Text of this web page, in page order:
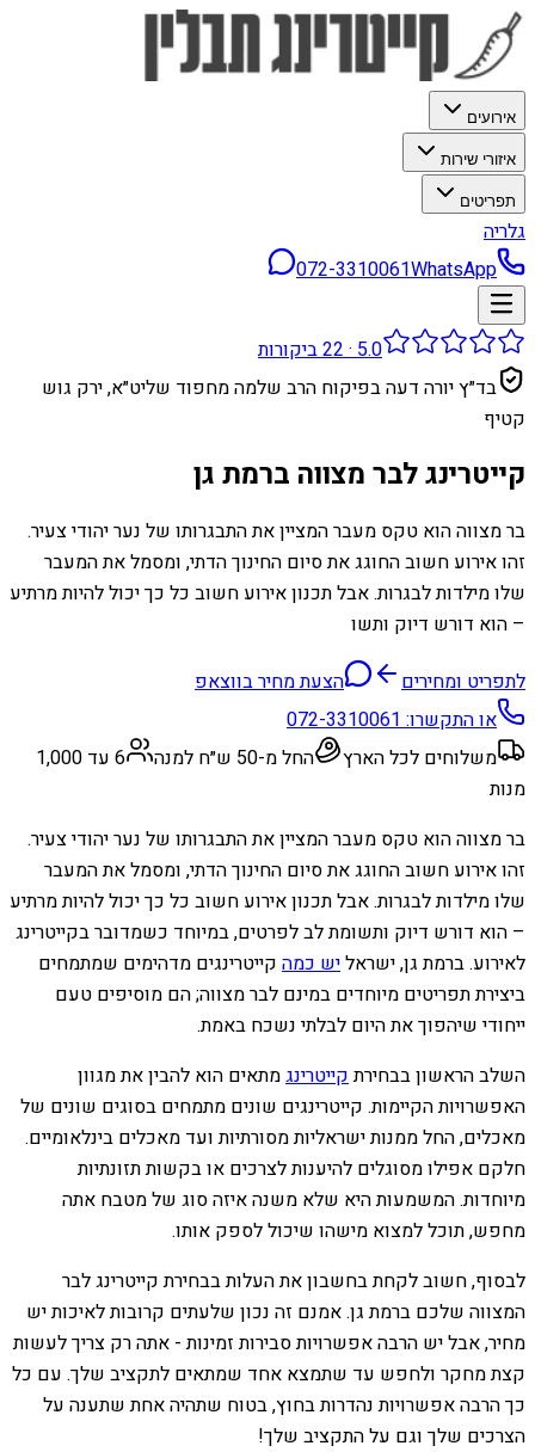
אירועים
איזורי שירות
תפריטים
גלריה
072-3310061WhatsApp
5.0
·
22ביקורות
בד״ץ יורה דעה בפיקוח הרב שלמה מחפוד שליט״א, ירק גוש
קטיף
קייטרינג לבר מצווה ברמת גן
בר מצווה הוא טקס מעבר המציין את התבגרותו של נער יהודי צעיר.
זהו אירוע חשוב החוגג את סיום החינוך הדתי, ומסמל את המעבר
שלו מילדות לבגרות. אבל תכנון אירוע חשוב כל כך יכול להיות מרתיע
– הוא דורש דיוק ותשו
לתפריט ומחירים
הצעת מחיר בווצאפ
או התקשרו:072-3310061
משלוחים לכל הארץ
החל מ-50 ש״ח למנה
6 עד 1,000
מנות
בר מצווה הוא טקס מעבר המציין את התבגרותו של נער יהודי צעיר.
זהו אירוע חשוב החוגג את סיום החינוך הדתי, ומסמל את המעבר
שלו מילדות לבגרות. אבל תכנון אירוע חשוב כל כך יכול להיות מרתיע
– הוא דורש דיוק ותשומת לב לפרטים, במיוחד כשמדובר בקייטרינג
לאירוע. ברמת גן, ישראליש כמה קייטרינגים מדהימים שמתמחים
ביצירת תפריטים מיוחדים במינם לבר מצווה; הם מוסיפים טעם
ייחודי שיהפוך את היום לבלתי נשכח באמת.
השלב הראשון בבחירתקייטרינגמתאים הוא להבין את מגוון
האפשרויות הקיימות. קייטרינגים שונים מתמחים בסוגים שונים של
מאכלים, החל ממנות ישראליות מסורתיות ועד מאכלים בינלאומיים.
חלקם אפילו מסוגלים להיענות לצרכים או בקשות תזונתיות
מיוחדות. המשמעות היא שלא משנה איזה סוג של מטבח אתה
מחפש, תוכל למצוא מישהו שיכול לספק אותו.
לבסוף, חשוב לקחת בחשבון את העלות בבחירת קייטרינג לבר
המצווה שלכם ברמת גן. אמנם זה נכון שלעתים קרובות לאיכות יש
מחיר, אבל יש הרבה אפשרויות סבירות זמינות - אתה רק צריך לעשות
קצת מחקר ולחפש עד שתמצא אחד שמתאים לתקציב שלך. עם כל
כך הרבה אפשרויות נהדרות בחוץ, בטוח שתהיה אחת שתענה על
הצרכים שלך וגם על התקציב שלך!